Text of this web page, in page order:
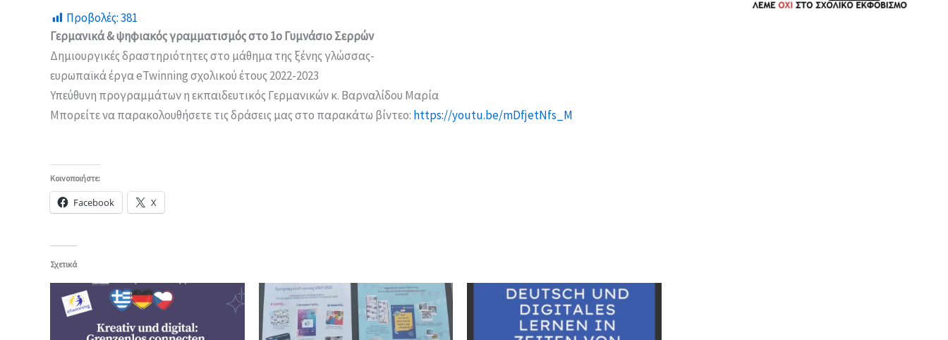
Προβολές:381
Γερμανικά & ψηφιακός γραμματισμός στο 1ο Γυμνάσιο Σερρών
Δημιουργικές δραστηριότητες στο μάθημα της ξένης γλώσσας-
ευρωπαϊκά έργα eTwinning σχολικού έτους 2022-2023
Υπεύθυνη προγραμμάτων η εκπαιδευτικός Γερμανικών κ. Βαρναλίδου Μαρία
Μπορείτε να παρακολουθήσετε τις δράσεις μας στο παρακάτω βίντεο: https://youtu.be/mDfjetNfs_M
Κοινοποιήστε:
Facebook X
Σχετικά